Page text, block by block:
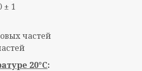
± 1
частей
20°С: